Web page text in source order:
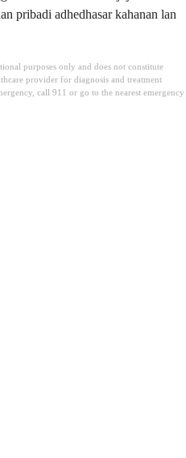
pribadi adhedhasar kahanan lan
purposes only and does not constitute
provider for diagnosis and treatment
call 911 or go to the nearest emergency